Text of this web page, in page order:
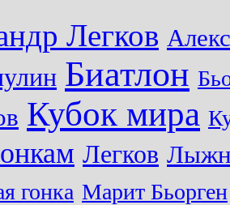
Легков
Биатлон
Кубок мира
Легков
гонка Марит Бьорген